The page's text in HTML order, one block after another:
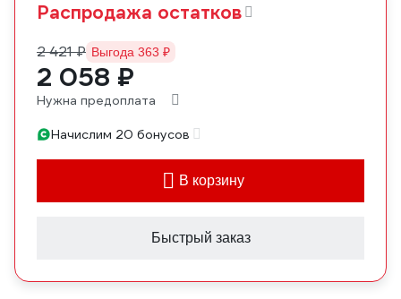
Распродажа остатков
2 421 ₽ Выгода 363 ₽
2 058 ₽
Нужна предоплата
Начислим 20 бонусов
В корзину
Быстрый заказ